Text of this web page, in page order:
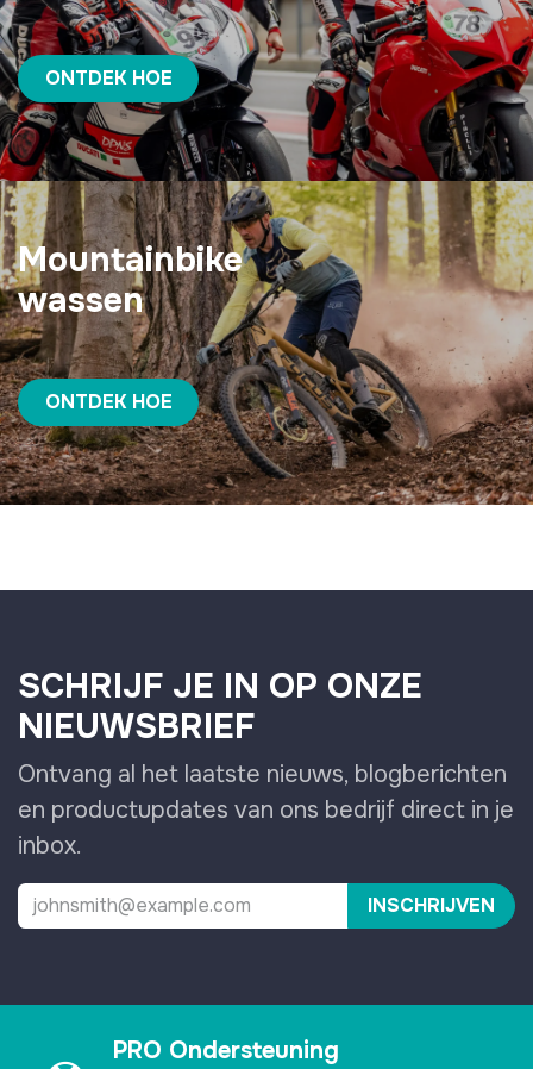
ONTDEK HOE
Mountainbike
wassen
ONTDEK HOE
SCHRIJF JE IN OP ONZE
NIEUWSBRIEF
Ontvang al het laatste nieuws, blogberichten
en productupdates van ons bedrijf direct in je
inbox.
INSCHRIJVEN
PRO Ondersteuning